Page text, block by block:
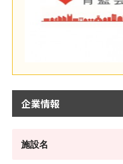
企業情報
施設名